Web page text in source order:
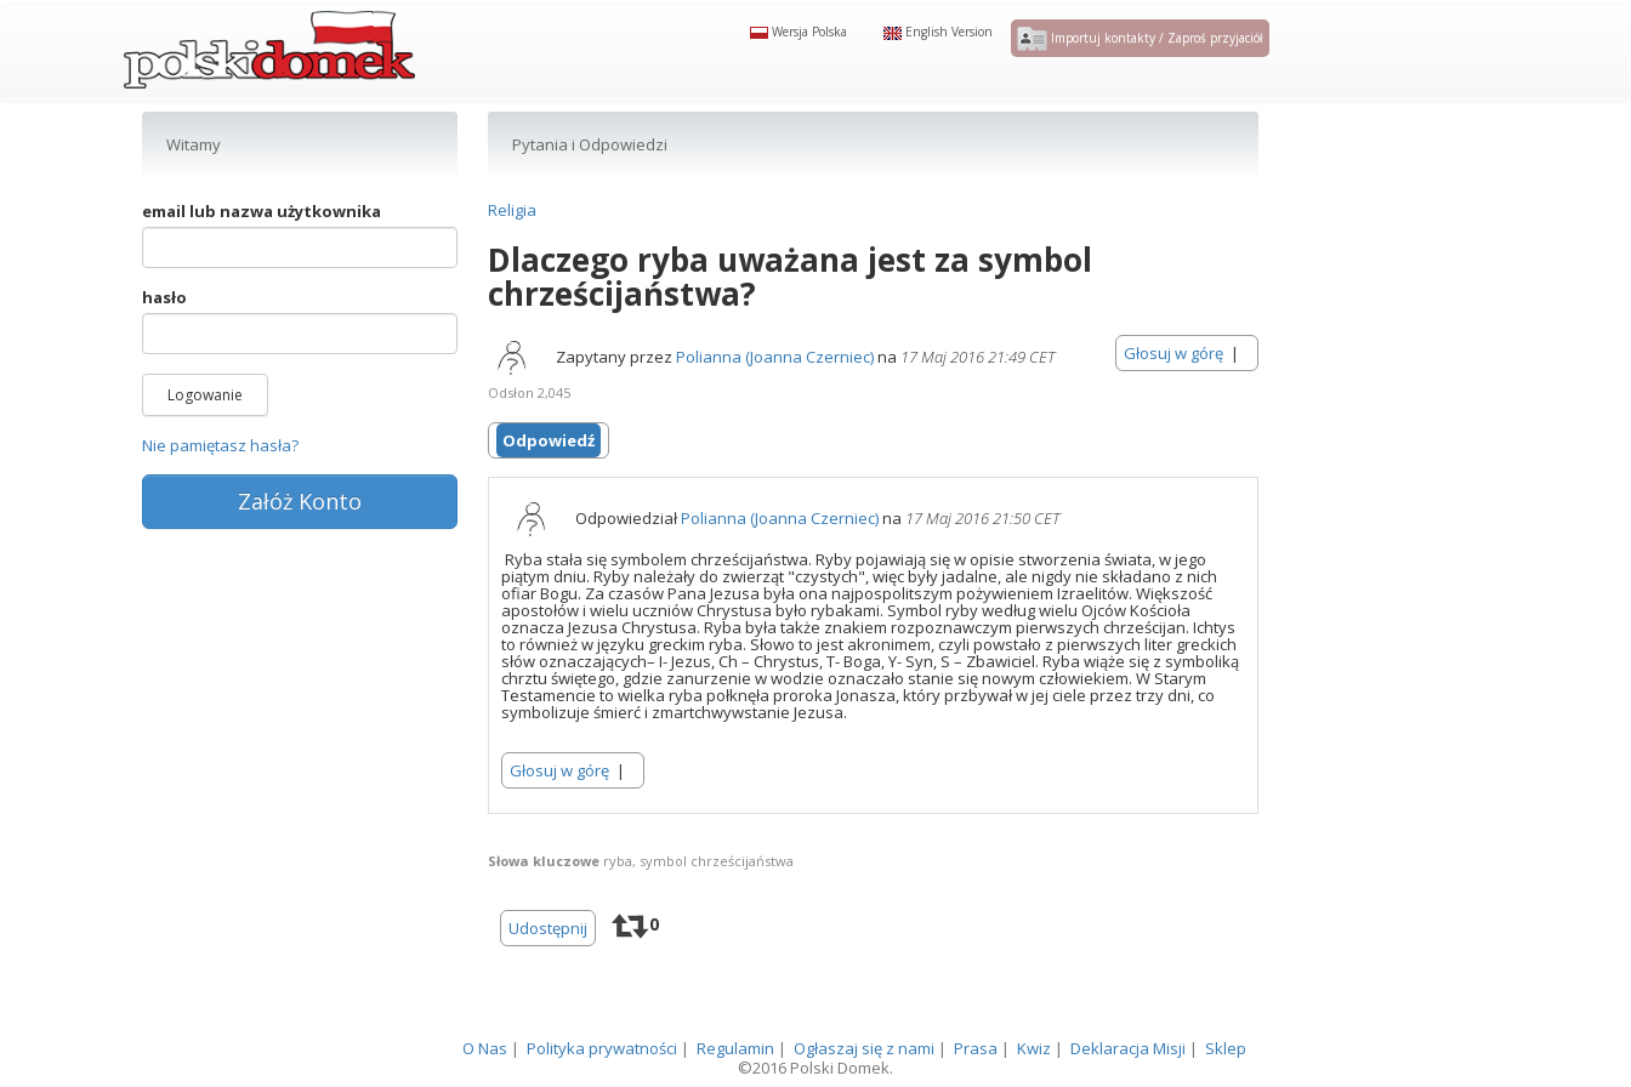
Wersja Polska English Version Importuj kontakty / Zaproś przyjaciół
Witamy
email lub nazwa użytkownika
hasło
Logowanie
Nie pamiętasz hasła?
Załóż Konto
Pytania i Odpowiedzi
Religia
Dlaczego ryba uważana jest za symbol
chrześcijaństwa?
Zapytany przez Polianna (Joanna Czerniec)na 17 Maj 2016 21:49 CET
Odsłon 2,045
Głosuj w górę|
Odpowiedź
OdpowiedziałPolianna (Joanna Czerniec)na 17 Maj 2016 21:50 CET
Ryba stała się symbolem chrześcijaństwa. Ryby pojawiają się w opisie stworzenia świata, w jego
piątym dniu. Ryby należały do zwierząt "czystych", więc były jadalne, ale nigdy nie składano z nich
ofiar Bogu. Za czasów Pana Jezusa była ona najpospolitszym pożywieniem Izraelitów. Większość
apostołów i wielu uczniów Chrystusa było rybakami. Symbol ryby według wielu Ojców Kościoła
oznacza Jezusa Chrystusa. Ryba była także znakiem rozpoznawczym pierwszych chrześcijan. Ichtys
to również w języku greckim ryba. Słowo to jest akronimem, czyli powstało z pierwszych liter greckich
słów oznaczających– I- Jezus, Ch – Chrystus, T- Boga, Y- Syn, S – Zbawiciel. Ryba wiąże się z symboliką
chrztu świętego, gdzie zanurzenie w wodzie oznaczało stanie się nowym człowiekiem. W Starym
Testamencie to wielka ryba połknęła proroka Jonasza, który przbywał w jej ciele przez trzy dni, co
symbolizuje śmierć i zmartchwywstanie Jezusa.
Głosuj w górę |
Słowa kluczowe ryba, symbol chrześcijaństwa
Udostępnij 0
O Nas | Polityka prywatności | Regulamin | Ogłaszaj się z nami | Prasa | Kwiz | Deklaracja Misji | Sklep
©2016 Polski Domek.